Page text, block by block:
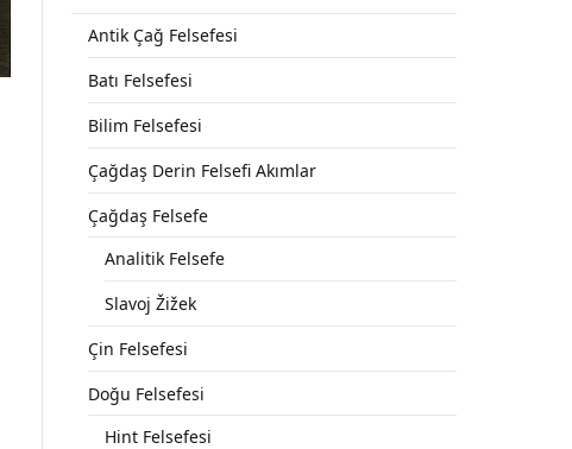
Antik Çağ Felsefesi
Batı Felsefesi
Bilim Felsefesi
Çağdaş Derin Felsefi Akımlar
Çağdaş Felsefe
Analitik Felsefe
Slavoj Žižek
Çin Felsefesi
Doğu Felsefesi
Hint Felsefesi